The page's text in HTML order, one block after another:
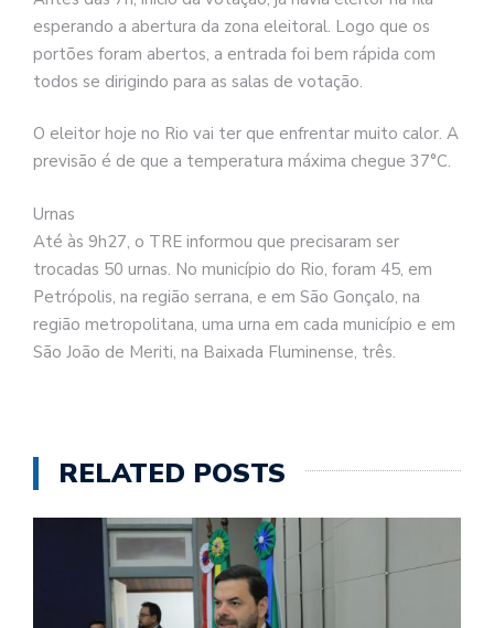
esperando a abertura da zona eleitoral. Logo que os
portões foram abertos, a entrada foi bem rápida com
todos se dirigindo para as salas de votação.
O eleitor hoje no Rio vai ter que enfrentar muito calor. A
previsão é de que a temperatura máxima chegue 37°C.
Urnas
Até às 9h27, o TRE informou que precisaram ser
trocadas 50 urnas. No município do Rio, foram 45, em
Petrópolis, na região serrana, e em São Gonçalo, na
região metropolitana, uma urna em cada município e em
São João de Meriti, na Baixada Fluminense, três.
RELATED POSTS